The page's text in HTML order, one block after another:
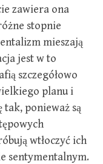
zawiera ona
stopnie
mieszają
jest w to
szczegółowo
planu i
tak, ponieważ są
wtłoczyć ich
sentymentalnym.